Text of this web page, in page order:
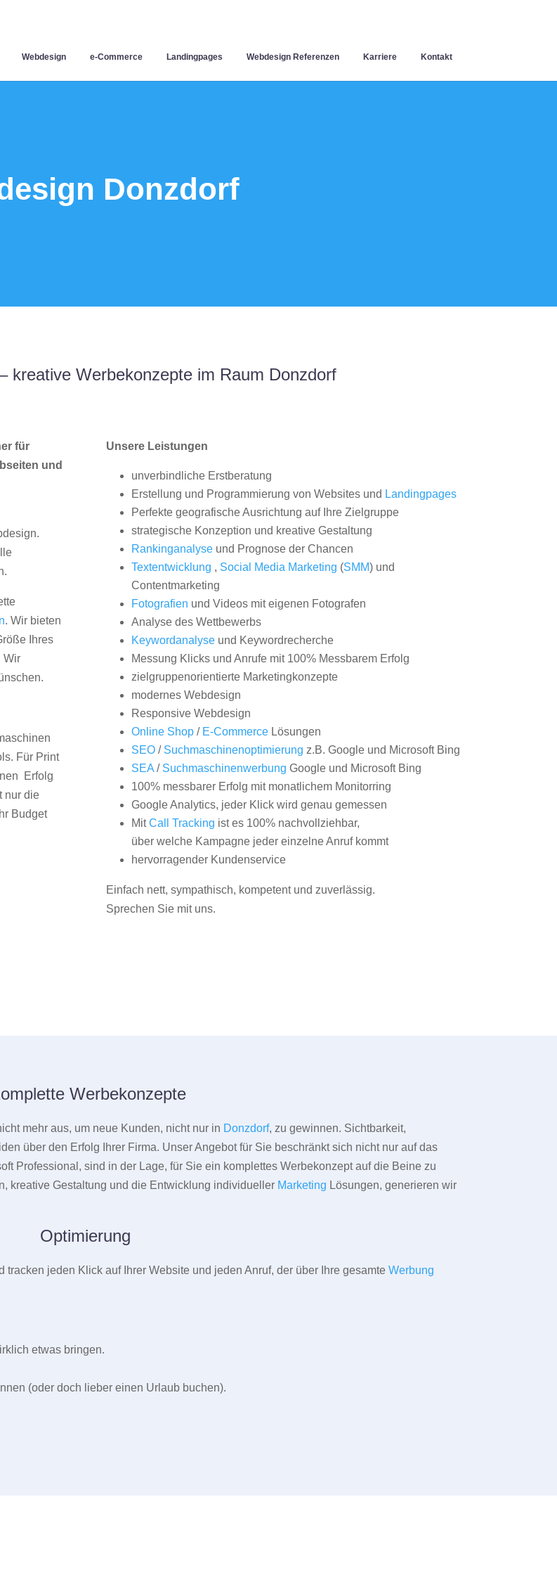
Webdesign e-Commerce Landingpages Webdesign Referenzen Karriere Kontakt
Donzdorf
kreative Werbekonzepte im Raum Donzdorf
für
und
. Wir bieten
Ihres
Wir
Für Print
Erfolg
nur die
Budget
Unsere Leistungen
unverbindliche Erstberatung
Erstellung und Programmierung von Websites und Landingpages
Perfekte geografische Ausrichtung auf Ihre Zielgruppe
strategische Konzeption und kreative Gestaltung
Rankinganalyseund Prognose der Chancen
Textentwicklung , Social Media Marketing (SMM) und
Contentmarketing
Fotografien und Videos mit eigenen Fotografen
Analyse des Wettbewerbs
Keywordanalyseund Keywordrecherche
Messung Klicks und Anrufe mit 100% Messbarem Erfolg
zielgruppenorientierte Marketingkonzepte
modernes Webdesign
Responsive Webdesign
Online Shop/ E-CommerceLösungen
SEO/ Suchmaschinenoptimierung z.B. Google und Microsoft Bing
SEA/ Suchmaschinenwerbung Google und Microsoft Bing
100% messbarer Erfolg mit monatlichem Monitorring
Google Analytics, jeder Klick wird genau gemessen
MitCall Tracking ist es 100% nachvollziehbar,
über welche Kampagne jeder einzelne Anruf kommt
hervorragender Kundenservice
Einfach nett, sympathisch, kompetent und zuverlässig.
Sprechen Sie mit uns.
Werbekonzepte
mehr aus, um neue Kunden, nicht nur in Donzdorf, zu gewinnen. Sichtbarkeit,
über den Erfolg Ihrer Firma. Unser Angebot für Sie beschränkt sich nicht nur auf das
Professional, sind in der Lage, für Sie ein komplettes Werbekonzept auf die Beine zu
kreative Gestaltung und die Entwicklung individueller Marketing Lösungen, generieren wir
Optimierung
tracken jeden Klick auf Ihrer Website und jeden Anruf, der über Ihre gesamteWerbung
etwas bringen.
(oder doch lieber einen Urlaub buchen).